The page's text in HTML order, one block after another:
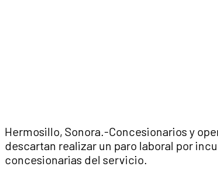
Hermosillo, Sonora.-Concesionarios y
descartan realizar un paro laboral por
concesionarias del servicio.